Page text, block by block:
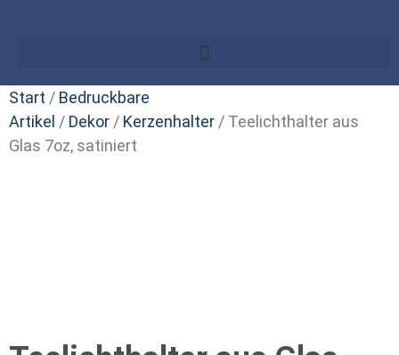
Start / Bedruckbare
Artikel / Dekor / Kerzenhalter / Teelichthalter aus
Glas 7oz, satiniert